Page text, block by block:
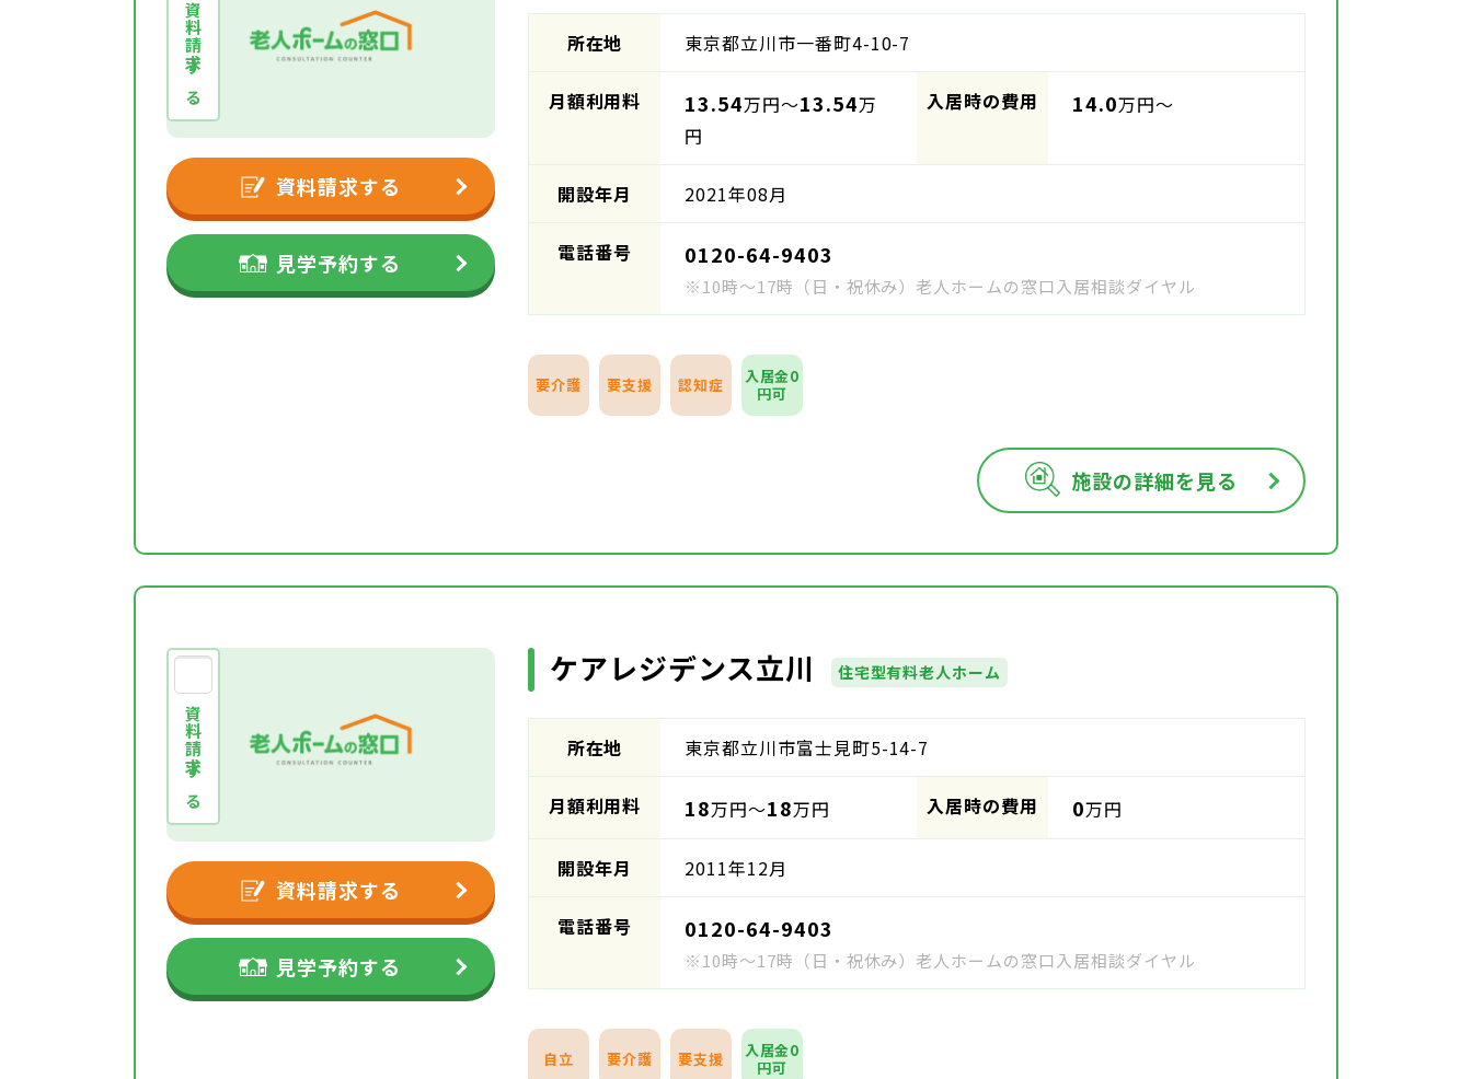
資料請求する
資料請求する
見学予約する
所在地 東京都立川市一番町4-10-7
月額利用料 13.54万円～13.54万
円
入居時の費用 14.0万円～
開設年月 2021年08月
電話番号 0120-64-9403
※10時～17時（日・祝休み）老人ホームの窓口入居相談ダイヤル
要介護 要支援 認知症
入居金0
円可
施設の詳細を見る
資料請求する
資料請求する
見学予約する
ケアレジデンス立川 住宅型有料老人ホーム
所在地 東京都立川市富士見町5-14-7
月額利用料 18万円～18万円 入居時の費用 0万円
開設年月 2011年12月
電話番号 0120-64-9403
※10時～17時（日・祝休み）老人ホームの窓口入居相談ダイヤル
自立 要介護 要支援
入居金0
円可